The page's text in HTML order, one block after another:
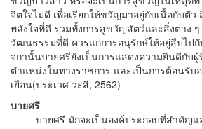
จิตใจไม่ดี เพื่อเรียกให้ขวัญมาอยู่กับเนื้อกับตั
พลังใจที่ดี รวมทั้งการสู่ขวัญสัตว์และสิ่งต่าง
วัฒนธรรมที่ดี ควรแก่การอนุรักษ์ให้อยู่สืบไป
จกานั้นบายศรียังเป็นการแสดงความยินดีกับผู้
ตำแหน่งในทางราชการ และเป็นการต้อนรับ
เยือน(ประเวศ วะสี, 2562)
บายศรี
บายศรี มักจะเป็นองค์ประกอบที่สำคัญแ